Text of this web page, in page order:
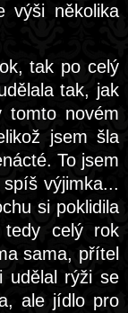
výši několika
tak po celý
tak, jak
tomto novém
jsem šla
To jsem
výjimka...
si poklidila
celý rok
sama, přítel
udělal rýži se
ale jídlo pro